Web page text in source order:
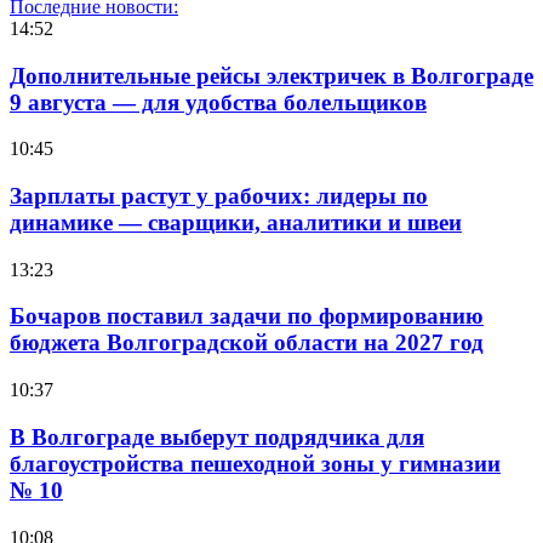
Последние новости:
14:52
Дополнительные рейсы электричек в Волгограде
9 августа — для удобства болельщиков
10:45
Зарплаты растут у рабочих: лидеры по
динамике — сварщики, аналитики и швеи
13:23
Бочаров поставил задачи по формированию
бюджета Волгоградской области на 2027 год
10:37
В Волгограде выберут подрядчика для
благоустройства пешеходной зоны у гимназии
№ 10
10:08